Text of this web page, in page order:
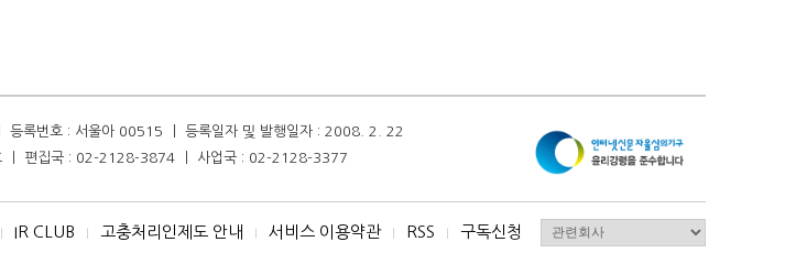
등록번호 : 서울아 00515 ㅣ 등록일자 및 발행일자 : 2008. 2. 22
ㅣ 편집국 : 02-2128-3874 ㅣ 사업국 : 02-2128-3377
I IR CLUB I 고충처리인제도 안내 I 서비스 이용약관 I RSS I 구독신청